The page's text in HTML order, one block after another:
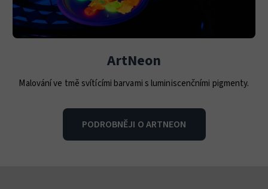
ArtNeon
Malování ve tmě svítícími barvami s luminiscenčními pigmenty.
PODROBNĚJI O ARTNEON